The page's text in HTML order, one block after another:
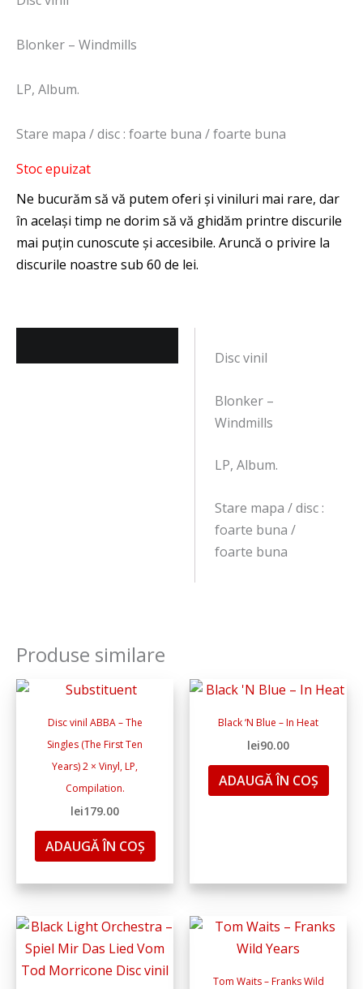
Blonker – Windmills
LP, Album.
Stare mapa / disc : foarte buna / foarte buna
Stoc epuizat
Disc vinil
Blonker –
Windmills
LP, Album.
Stare mapa / disc :
foarte buna /
foarte buna
Produse similare
Disc vinil ABBA – The
Singles (The First Ten
Years) 2 × Vinyl, LP,
Compilation.
lei179.00
ADAUGĂ ÎN COȘ
Black ‘N Blue – In Heat
lei90.00
ADAUGĂ ÎN COȘ
Tom Waits ‎– Franks Wild